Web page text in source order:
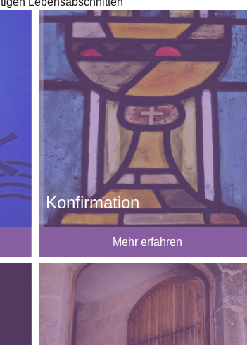
Konfirmation
Mehr erfahren